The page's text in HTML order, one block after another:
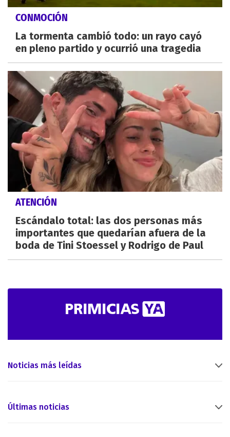
CONMOCIÓN
La tormenta cambió todo: un rayo cayó
en pleno partido y ocurrió una tragedia
ATENCIÓN
Escándalo total: las dos personas más
importantes que quedarían afuera de la
boda de Tini Stoessel y Rodrigo de Paul
Noticias más leídas
Últimas noticias